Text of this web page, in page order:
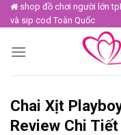
Skip
to
shop đồ chơi người lớn
và sip cod Toàn Quốc
Chai Xịt
Review Chi Tiết